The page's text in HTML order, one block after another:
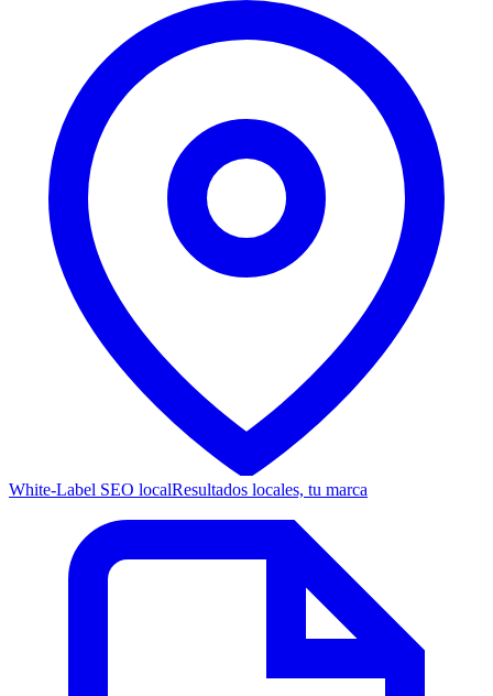
White-Label SEO localResultados locales, tu marca